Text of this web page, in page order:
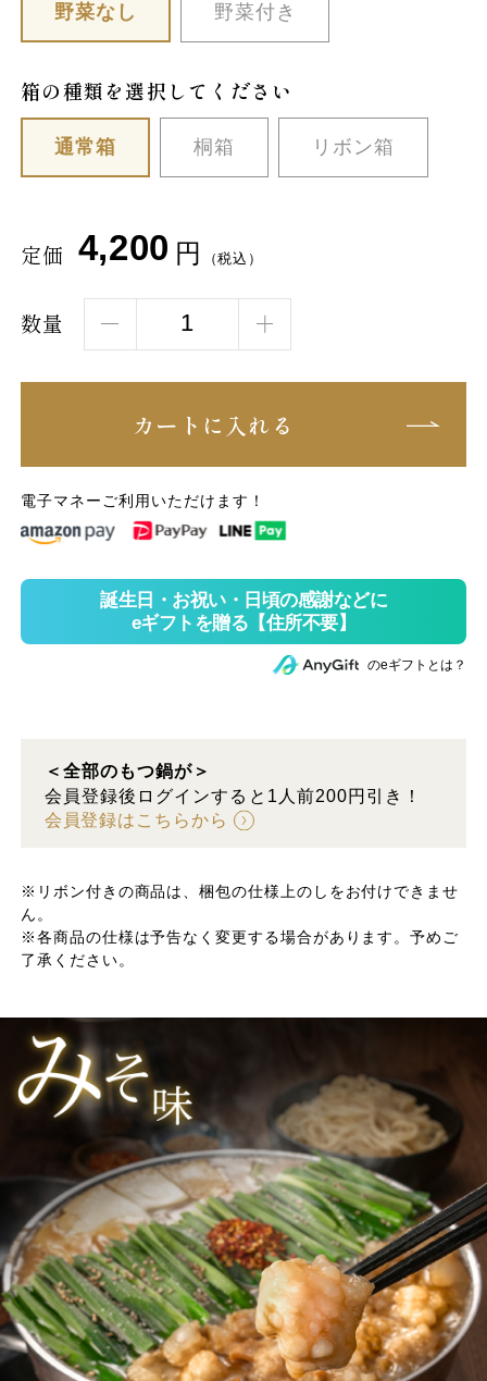
野菜なし 野菜付き
箱の種類を選択してください
通常箱 桐箱 リボン箱
定価 4,200 円 （税込）
数量
カートに入れる
電子マネーご利用いただけます！
のeギフトとは？
＜全部のもつ鍋が＞
会員登録後ログインすると1人前200円引き！
会員登録はこちらから
※リボン付きの商品は、梱包の仕様上のしをお付けできませ
ん。
※各商品の仕様は予告なく変更する場合があります。予めご
了承ください。